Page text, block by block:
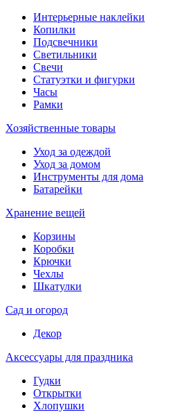
Интерьерные наклейки
Копилки
Подсвечники
Светильники
Свечи
Статуэтки и фигурки
Часы
Рамки
Хозяйственные товары
Уход за одеждой
Уход за домом
Инструменты для дома
Батарейки
Хранение вещей
Корзины
Коробки
Крючки
Чехлы
Шкатулки
Сад и огород
Декор
Аксессуары для праздника
Гудки
Открытки
Хлопушки